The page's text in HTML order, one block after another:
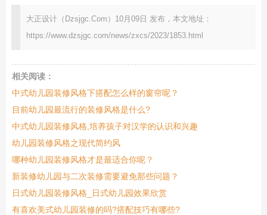
大正设计（Dzsjgc.Com）10月09日 发布，本文地址：
https://www.dzsjgc.com/news/zxcs/2023/1853.html
相关阅读：
中式幼儿园装修风格下搭配怎么样的窗帘呢？
目前幼儿园最流行的装修风格是什么?
中式幼儿园装修风格,培养孩子对汉学的认识和兴趣
幼儿园装修风格之现代简约风
哪种幼儿园装修风格才是最适合你呢？
新装修幼儿园与二次装修需要避免那些问题？
日式幼儿园装修风格_日式幼儿园效果欣赏
有喜欢美式幼儿园装修的吗?搭配技巧有哪些?